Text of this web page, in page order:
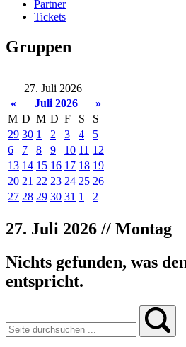
Partner
Tickets
Gruppen
27. Juli 2026
«
Juli 2026
»
M D M D F S
S
29 30 1 2 3 4
5
6
7 8 9 10 11 12
13 14 15 16 17 18 19
20 21 22 23 24 25 26
27 28 29 30 31 1 2
27. Juli 2026 // Montag
Nichts gefunden, was
entspricht.